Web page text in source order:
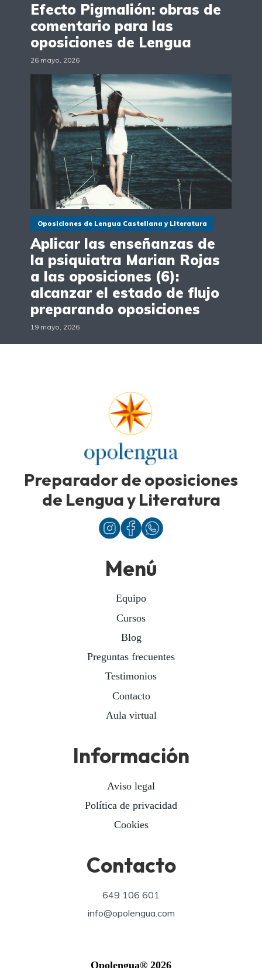
Efecto Pigmalión: obras de
comentario para las
oposiciones de Lengua
26 mayo, 2026
Oposiciones de Lengua Castellana y Literatura
Aplicar las enseñanzas de
la psiquiatra Marian Rojas
a las oposiciones (6):
alcanzar el estado de flujo
preparando oposiciones
19 mayo, 2026
Preparador de oposiciones
de Lengua y Literatura
Menú
Equipo
Cursos
Blog
Preguntas frecuentes
Testimonios
Contacto
Aula virtual
Información
Aviso legal
Política de privacidad
Cookies
Contacto
649 106 601
info@opolengua.com
Opolengua® 2026